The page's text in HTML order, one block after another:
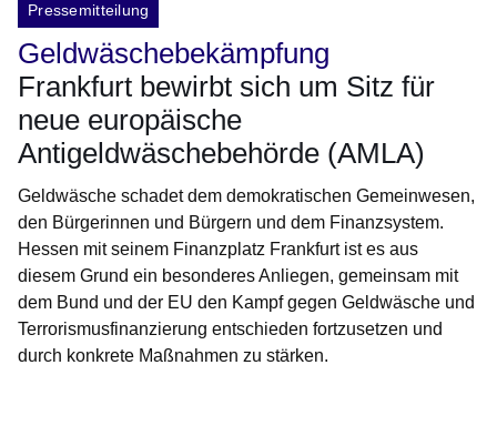
Pressemitteilung
Geldwäschebekämpfung
Frankfurt bewirbt sich um Sitz für
neue europäische
Antigeldwäschebehörde (AMLA)
Geldwäsche schadet dem demokratischen Gemeinwesen,
den Bürgerinnen und Bürgern und dem Finanzsystem.
Hessen mit seinem Finanzplatz Frankfurt ist es aus
diesem Grund ein besonderes Anliegen, gemeinsam mit
dem Bund und der EU den Kampf gegen Geldwäsche und
Terrorismusfinanzierung entschieden fortzusetzen und
durch konkrete Maßnahmen zu stärken.